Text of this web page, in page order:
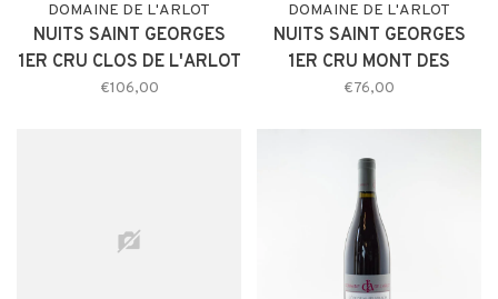
DOMAINE DE L'ARLOT
NUITS SAINT GEORGES
1ER CRU CLOS DE L'ARLOT
- DOMAINE DE L'ARLOT
€106,00
DOMAINE DE L'ARLOT
NUITS SAINT GEORGES
1ER CRU MONT DES
OISEAUX - DOMAINE DE
€76,00